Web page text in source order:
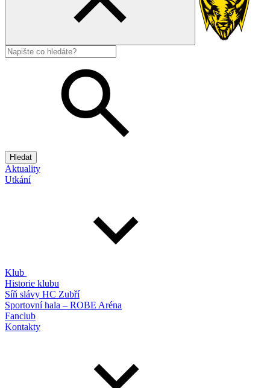
Hledat
Aktuality
Utkání
Klub
Historie klubu
Síň slávy HC Zubří
Sportovní hala – ROBE Aréna
Fanclub
Kontakty